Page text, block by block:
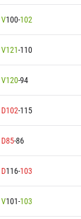
V100-102
V121-110
V120-94
D102-115
D85-86
D116-103
V101-103